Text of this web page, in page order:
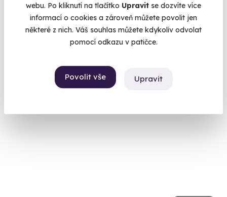
webu. Po kliknutí na tlačítko Upravit se dozvíte více
informací o cookies a zároveň můžete povolit jen
některé z nich. Váš souhlas můžete kdykoliv odvolat
pomocí odkazu v patičce.
Povolit vše Upravit
Masáž horkou čokoládou
Zažijte čokoládový pocit na celém těle.
1 900 Kč